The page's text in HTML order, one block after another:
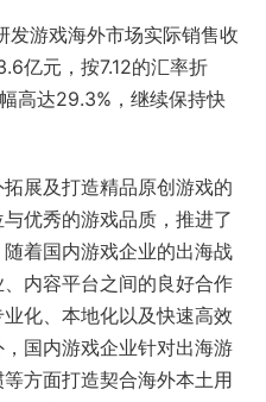
发游戏海外市场实际销售收
亿元，按7.12的汇率折
高达29.3%，继续保持快
展及打造精品原创游戏的
优秀的游戏品质，推进了
着国内游戏企业的出海战
内容平台之间的良好合作
化、本地化以及快速高效
国内游戏企业针对出海游
方面打造契合海外本土用